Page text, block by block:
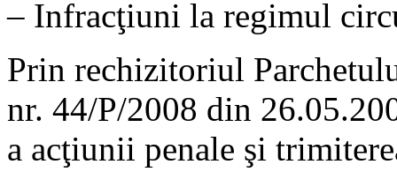
– Infracţiuni la regimul
Prin rechizitoriul
nr. 44/P/2008 din
a acţiunii penale şi